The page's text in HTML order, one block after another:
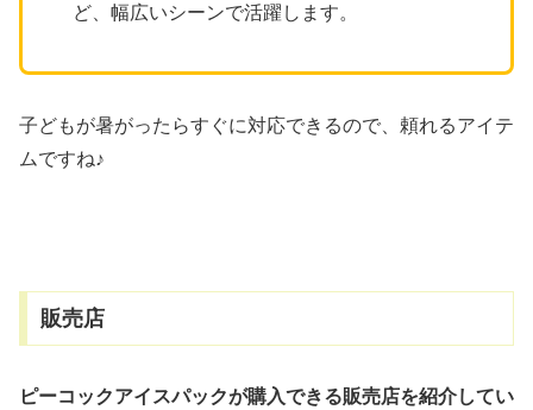
ど、幅広いシーンで活躍します。
子どもが暑がったらすぐに対応できるので、頼れるアイテ
ムですね♪
販売店
ピーコックアイスパックが購入できる販売店を紹介してい